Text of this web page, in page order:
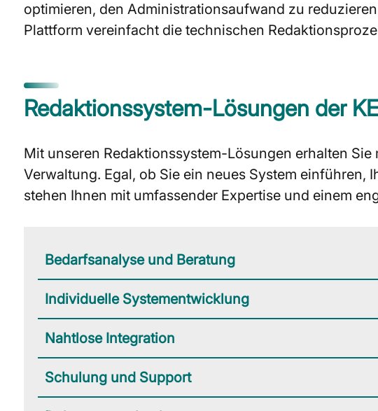
optimieren, den Administrationsaufwand zu
Plattform vereinfacht die technischen
Redaktionssystem-Lösungen der
Mit unseren Redaktionssystem-Lösungen erhalten
Verwaltung. Egal, ob Sie ein neues System
stehen Ihnen mit umfassender Expertise und einem
Bedarfsanalyse und Beratung
Individuelle Systementwicklung
Nahtlose Integration
Schulung und Support